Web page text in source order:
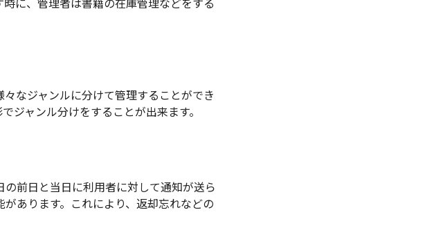
なジャンルに分けて管理することができ
ジャンル分けをすることが出来ます。
前日と当日に利用者に対して通知が送ら
あります。これにより、返却忘れなどの